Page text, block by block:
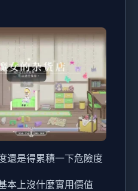
還是得累積一下危險度
本上沒什麼實用價值